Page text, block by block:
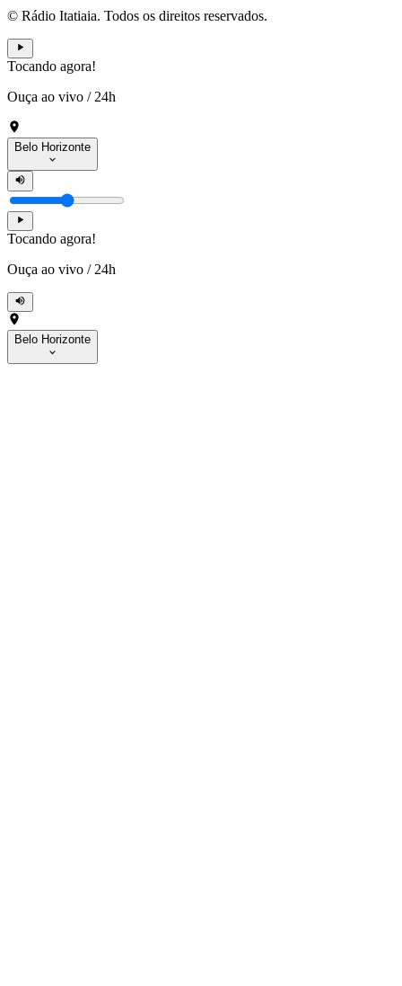
© Rádio Itatiaia. Todos os direitos reservados.
Tocando agora!
Ouça ao vivo / 24h
Belo Horizonte
Tocando agora!
Ouça ao vivo / 24h
Belo Horizonte